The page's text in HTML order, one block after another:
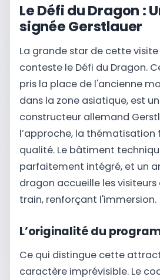
Le Défi du Dragon :
signée Gerstlauer
La grande star de cette visite
conteste le Défi du Dragon.
pris la place de l'ancienne
dans la zone asiatique, est
constructeur allemand
l’approche, la thématisation
qualité. Le bâtiment
parfaitement intégré, et un
dragon accueille les visiteurs
train, renforçant l'immersion.
L’originalité du
Ce qui distingue cette
caractère imprévisible. Le